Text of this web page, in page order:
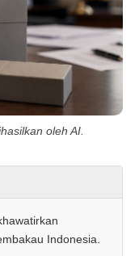
oleh AI.
Indonesia.